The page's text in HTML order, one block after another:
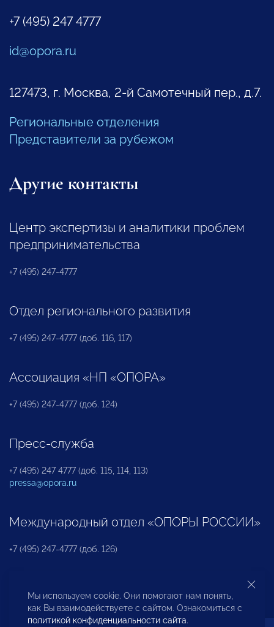
+7 (495) 247 4777
id@opora.ru
127473, г. Москва, 2-й Самотечный пер., д.7.
Региональные отделения
Представители за рубежом
Другие контакты
Центр экспертизы и аналитики проблем
предпринимательства
+7 (495) 247-4777
Отдел регионального развития
+7 (495) 247-4777 (доб. 116, 117)
Ассоциация «НП «ОПОРА»
+7 (495) 247-4777 (доб. 124)
Пресс-служба
+7 (495) 247 4777 (доб. 115, 114, 113)
pressa@opora.ru
Международный отдел «ОПОРЫ РОССИИ»
+7 (495) 247-4777 (доб. 126)
Бюро по защите прав предпринимателей и
инвесторов
Мы используем cookie. Они помогают нам понять,
как Вы взаимодействуете с сайтом. Ознакомиться с
политикой конфиденциальности сайта.